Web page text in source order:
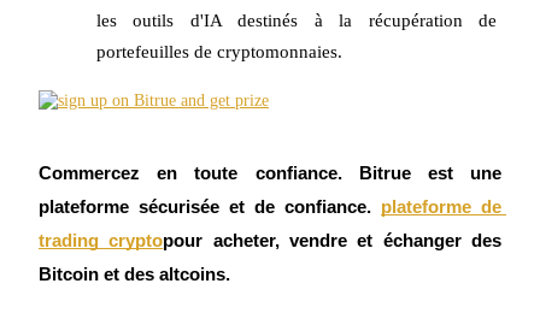
les outils d'IA destinés à la récupération de
portefeuilles de cryptomonnaies.
Commercez en toute confiance. Bitrue est une
plateforme sécurisée et de confiance. plateforme de
trading cryptopour acheter, vendre et échanger des
Bitcoin et des altcoins.